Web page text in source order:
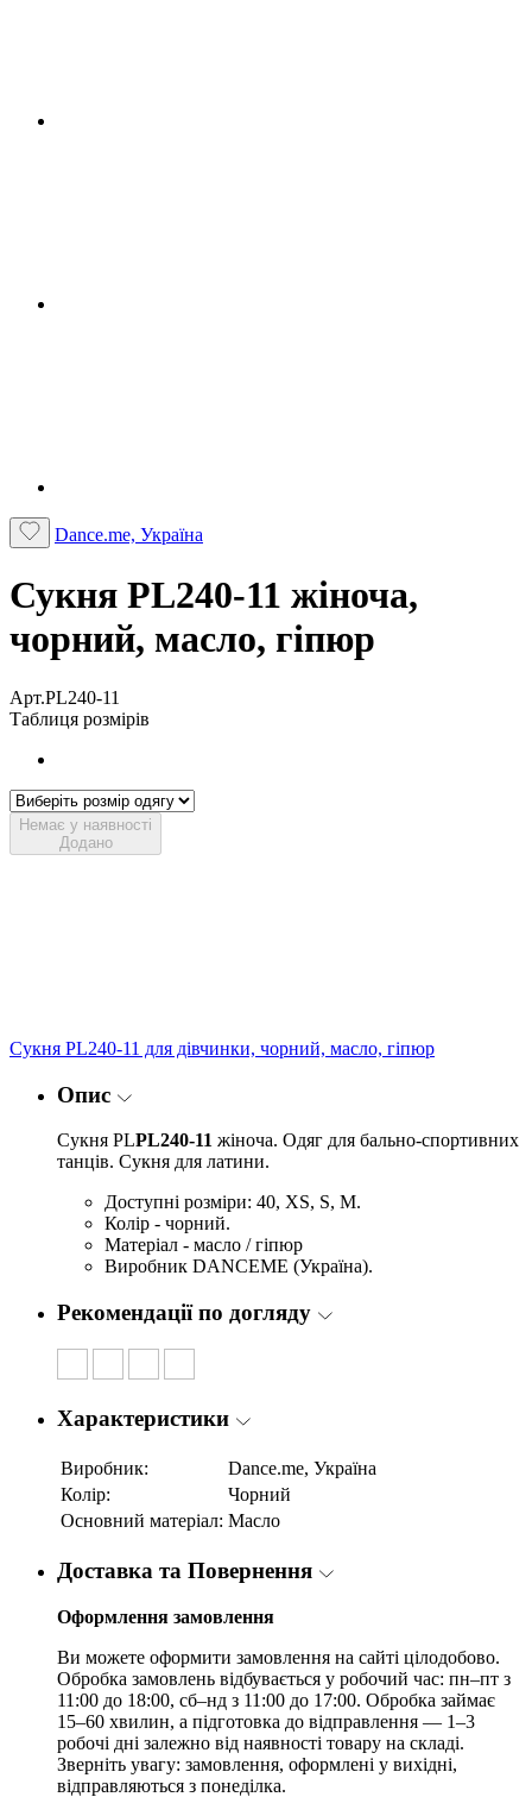
Dance.me, Україна
Сукня PL240-11 жіноча,
чорний, масло, гіпюр
Арт.PL240-11
Таблиця розмірів
Немає у наявності
Додано
Сукня PL240-11 для дівчинки, чорний, масло, гіпюр
Опис
Сукня PLPL240-11 жіноча. Одяг для бально-спортивних
танців. Сукня для латини.
Доступні розміри: 40, XS, S, M.
Колір - чорний.
Матеріал - масло / гіпюр
Виробник DANCEME (Україна).
Рекомендації по догляду
Характеристики
Виробник:
Dance.me, Україна
Колір:
Чорний
Основний матеріал: Масло
Доставка та Повернення
Оформлення замовлення
Ви можете оформити замовлення на сайті цілодобово.
Обробка замовлень відбувається у робочий час: пн–пт з
11:00 до 18:00, сб–нд з 11:00 до 17:00. Обробка займає
15–60 хвилин, а підготовка до відправлення — 1–3
робочі дні залежно від наявності товару на складі.
Зверніть увагу: замовлення, оформлені у вихідні,
відправляються з понеділка.